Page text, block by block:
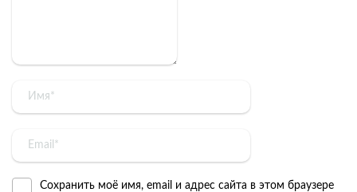
Сохранить моё имя, email и адрес сайта в этом браузере